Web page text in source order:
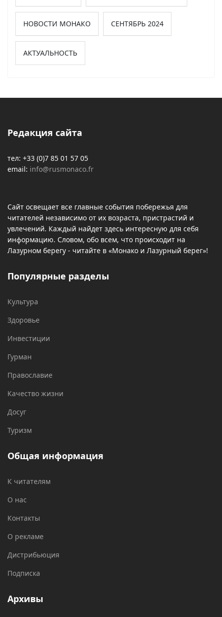
НОВОСТИ МОНАКО СЕНТЯБРЬ 2024
АКТУАЛЬНОСТЬ
Редакция сайта
тел: +33 (0)7 85 01 57 05
email: info@rusmonaco.fr
Сайт освещает все главные события побережья для
читателей независимо от их возраста, пристрастий и
увлечений. Каждый найдет здесь интересную для себя
информацию. Словом, обо всем, что происходит на
Лазурном берегу - читайте в «Монако и Лазурный берег»!
Популярные разделы
Культура
Здоровье
Инвестиции
Гурман
Православие
Качество жизни
Досуг
Туризм
Общая информация
К читателям
О нас
Контакты
О рекламе
Дистрибьюция
Подписка
Архивы